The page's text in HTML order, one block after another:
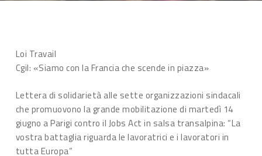
Loi Travail
Cgil: «Siamo con la Francia che scende in piazza»
Lettera di solidarietà alle sette organizzazioni sindacali
che promuovono la grande mobilitazione di martedì 14
giugno a Parigi contro il Jobs Act in salsa transalpina: “La
vostra battaglia riguarda le lavoratrici e i lavoratori in
tutta Europa”